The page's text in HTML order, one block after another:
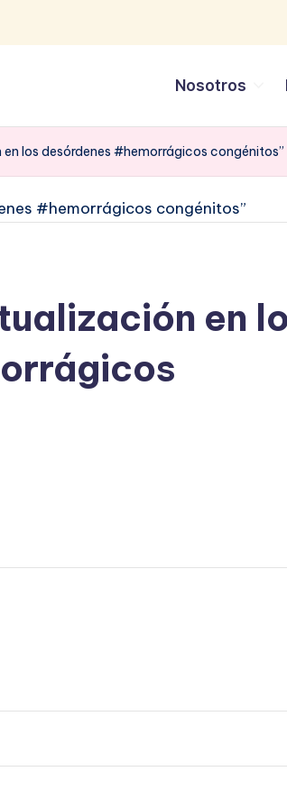
Nosotros
en los desórdenes #hemorrágicos congénitos”
en